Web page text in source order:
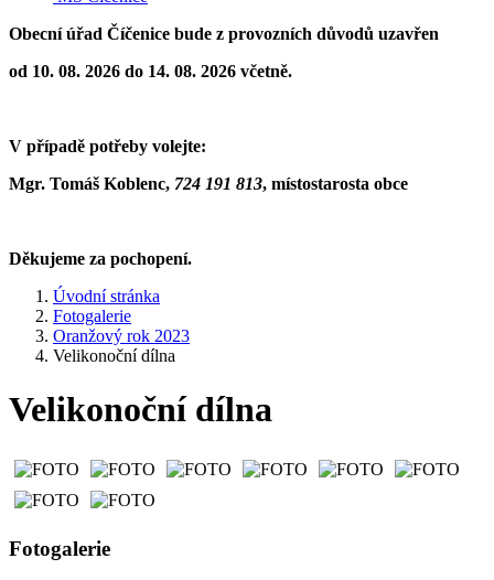
Obecní úřad Číčenice bude z provozních důvodů uzavřen
od 10. 08. 2026 do 14. 08. 2026 včetně.
V případě potřeby volejte:
Mgr. Tomáš Koblenc, 724 191 813, místostarosta obce
Děkujeme za pochopení.
Úvodní stránka
Fotogalerie
Oranžový rok 2023
Velikonoční dílna
Velikonoční dílna
Fotogalerie